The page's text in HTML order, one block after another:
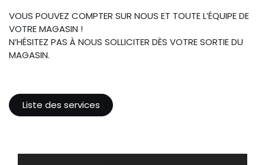
VOUS POUVEZ COMPTER SUR NOUS ET TOUTE L’ÉQUIPE DE
VOTRE MAGASIN !
N’HÉSITEZ PAS À NOUS SOLLICITER DÈS VOTRE SORTIE DU
MAGASIN.
Liste des services